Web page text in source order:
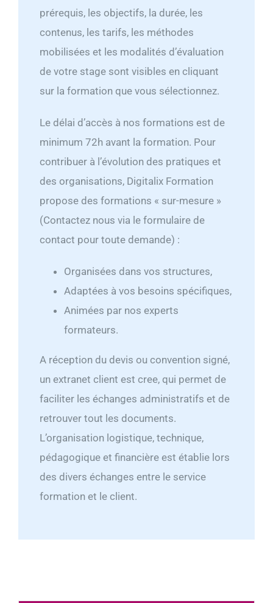
prérequis, les objectifs, la durée, les
contenus, les tarifs, les méthodes
mobilisées et les modalités d’évaluation
de votre stage sont visibles en cliquant
sur la formation que vous sélectionnez.
Le délai d’accès à nos formations est de
minimum 72h avant la formation. Pour
contribuer à l’évolution des pratiques et
des organisations, Digitalix Formation
propose des formations « sur-mesure »
(Contactez nous via le formulaire de
contact pour toute demande) :
Organisées dans vos structures,
Adaptées à vos besoins spécifiques,
Animées par nos experts
formateurs.
A réception du devis ou convention signé,
un extranet client est cree, qui permet de
faciliter les échanges administratifs et de
retrouver tout les documents.
L’organisation logistique, technique,
pédagogique et financière est établie lors
des divers échanges entre le service
formation et le client.